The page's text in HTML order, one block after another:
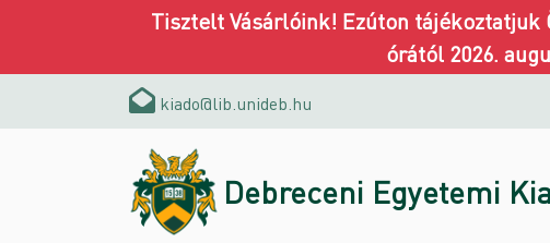
Tisztelt Vásárlóink! Ezúton tájékoztatjuk
órától 2026.
kiado@lib.unideb.hu
Debreceni Egyetemi